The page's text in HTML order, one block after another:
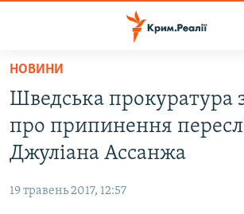
Перейти
основного
матеріалу
Перейти
до
основної
навігації
ВОДА.КРИМ
ВІДЕО ТА ФОТО
БЛОГИ
НОВИНИ
Шведська прокуратура
про припинення
Джуліана Ассанжа
19 травень 2017, 12:57